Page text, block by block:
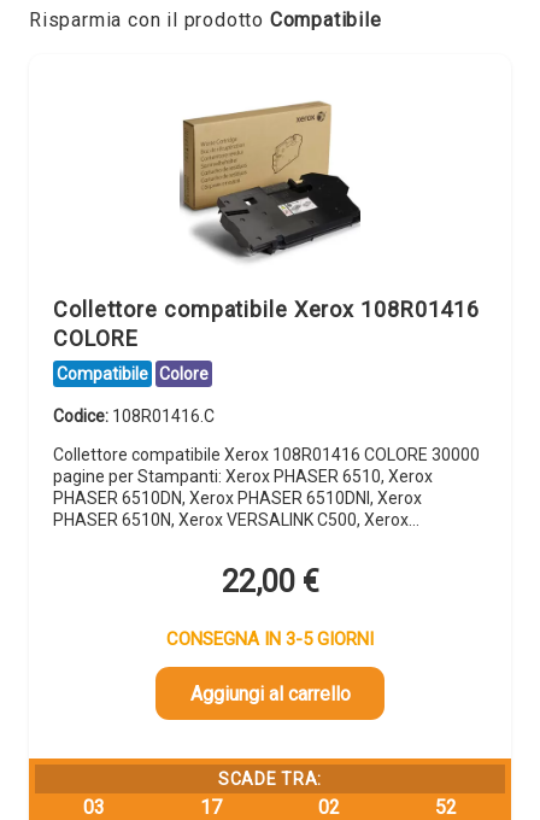
Risparmia con il prodotto Compatibile
Collettore compatibile Xerox 108R01416
COLORE
Compatibile Colore
Codice: 108R01416.C
Collettore compatibile Xerox 108R01416 COLORE 30000
pagine per Stampanti: Xerox PHASER 6510, Xerox
PHASER 6510DN, Xerox PHASER 6510DNI, Xerox
PHASER 6510N, Xerox VERSALINK C500, Xerox…
22,00 €
CONSEGNA IN 3-5 GIORNI
Aggiungi al carrello
SCADE TRA:
03 17 02 51